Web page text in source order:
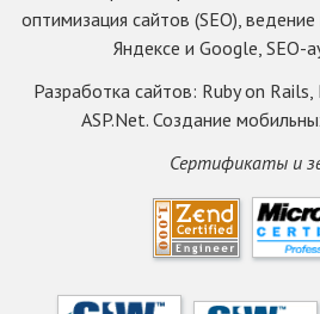
оптимизация сайтов (SEO),
Яндексе и Google, SEO-
Разработка сайтов: Ruby on
ASP.Net. Создание
Сертификаты и